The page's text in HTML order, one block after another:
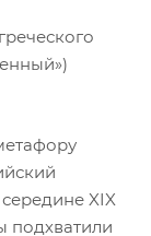
XIX
подхватили